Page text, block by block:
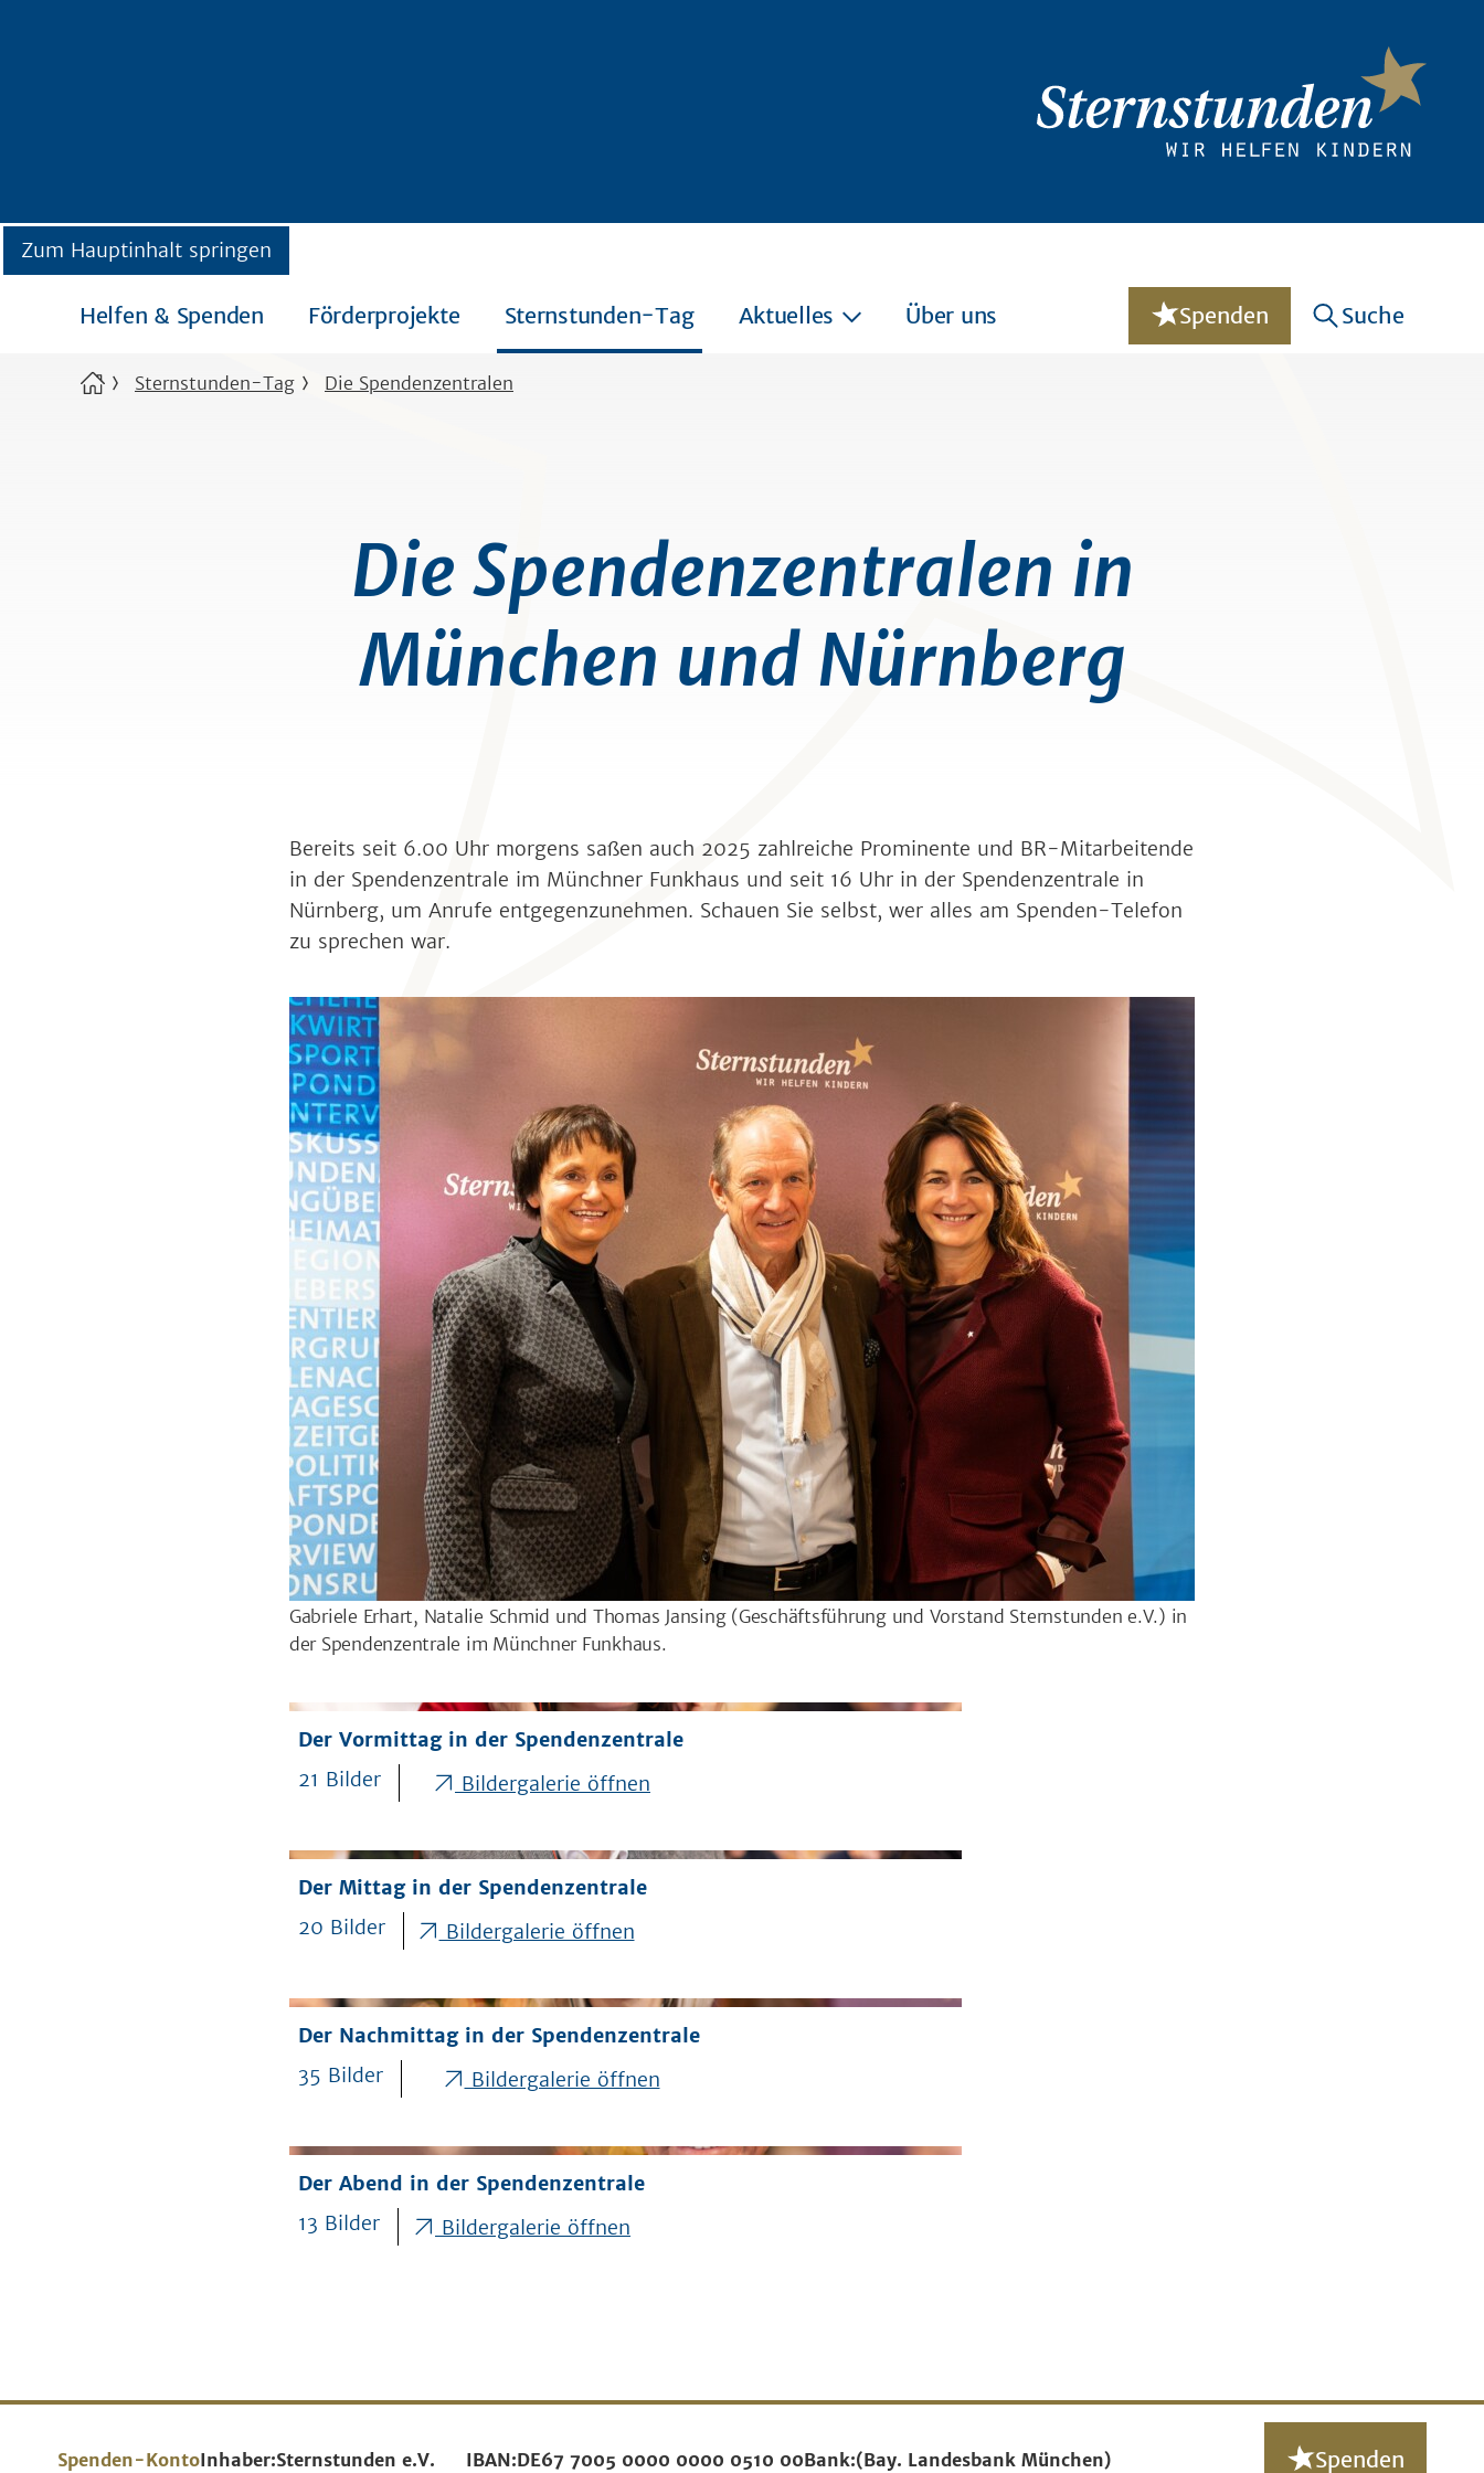
Zum Hauptinhalt springen
Helfen & Spenden Förderprojekte Sternstunden-Tag Aktuelles Über uns Spenden Suche
Sternstunden-Tag Die Spendenzentralen
Die Spendenzentralen in
München und Nürnberg
Bereits seit 6.00 Uhr morgens saßen auch 2025 zahlreiche Prominente und BR-Mitarbeitende
in der Spendenzentrale im Münchner Funkhaus und seit 16 Uhr in der Spendenzentrale in
Nürnberg, um Anrufe entgegenzunehmen. Schauen Sie selbst, wer alles am Spenden-Telefon
zu sprechen war.
Gabriele Erhart, Natalie Schmid und Thomas Jansing (Geschäftsführung und Vorstand Sternstunden e.V.) in
der Spendenzentrale im Münchner Funkhaus.
Der Vormittag in der Spendenzentrale
21 Bilder
Bildergalerie öffnen
Der Mittag in der Spendenzentrale
20 Bilder
Bildergalerie öffnen
Der Nachmittag in der Spendenzentrale
35 Bilder
Bildergalerie öffnen
Der Abend in der Spendenzentrale
13 Bilder
Bildergalerie öffnen
Spenden-KontoInhaber:Sternstunden e.V. IBAN:DE67 7005 0000 0000 0510 00Bank:(Bay. Landesbank München) Spenden